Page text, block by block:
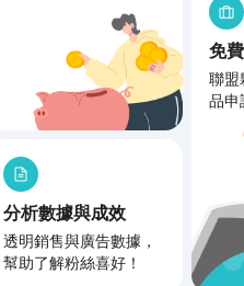
免
聯盟
品申
分析數據與成效
透明銷售與廣告數據，
幫助了解粉絲喜好！